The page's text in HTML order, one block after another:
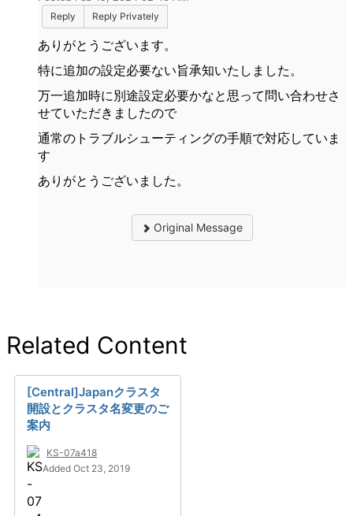
Reply
Reply Privately
ありがとうございます。
特に追加の設定必要ない旨承知いたしました。
万一追加時に別途設定必要かなと思って問い合わせさ
せていただきましたので
通常のトラブルシューティングの手順で対応していま
す
ありがとうございました。
Original Message
Related Content
[Central]Japanクラスタ
開設とクラスタ名変更のご
案内
KS-07a418
Added Oct 23, 2019